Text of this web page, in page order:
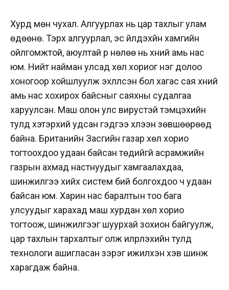
Хурд мөн чухал. Алгуурлах нь цар тахлыг улам
өдөөнө. Тэрхүү алгуурлал, эс үйлдэхүйн хамгийн
ойлгомжтой, аюултай үр нөлөө нь хүний амь нас
юм. Нийт найман улсад хөл хориог нэг долоо
хоногоор хойшлуулж эхлүүлсэн бол хагас сая хүний
амь нас хохирох байсныг саяхны судалгаа
харуулсан. Маш олон улс вирустэй тэмцэхийн
тулд хэтэрхий удсан гэдгээ хүлээн зөвшөөрөөд
байна. Британийн Засгийн газар хөл хорио
тогтоохдоо удаан байсан төдийгүй асрамжийн
газрын ахмад настнуудыг хамгаалахдаа,
шинжилгээ хийх систем бий болгохдоо ч удаан
байсан юм. Харин нас баралтын тоо бага
улсуудыг харахад маш хурдан хөл хорио
тогтоож, шинжилгээг шуурхай зохион байгуулж,
цар тахлын тархалтыг олж илрүүлэхийн тулд
технологи ашигласан зэрэг ижилхэн хэв шинж
харагдаж байна.